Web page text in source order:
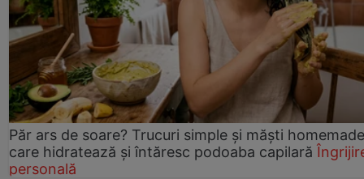
Păr ars de soare? Trucuri simple și măști homemade
care hidratează și întăresc podoaba capilară
personală